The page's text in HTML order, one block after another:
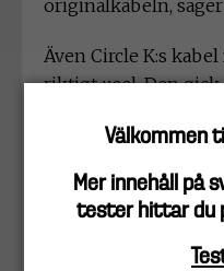
originalkabeln,
Även Circle K:s
riktigt usel. Den gick
av alla testade
mindre än den
– Det här är
Då vi endast är
Välkommen
Mer innehåll på
tester hittar du